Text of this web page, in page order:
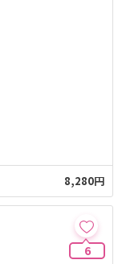
8,280円
6